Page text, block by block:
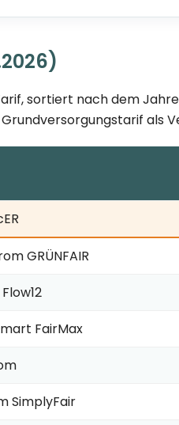
sortiert nach dem
als
3.500 kWh
GRÜNFAIR
Flow12
FairMax
SimplyFair